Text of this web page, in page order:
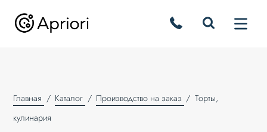
Главная Каталог Производство на заказ
Торты,
кулинария